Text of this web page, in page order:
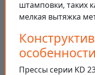
штамповки, таких
мелкая вытяжка
Прессы серии KD